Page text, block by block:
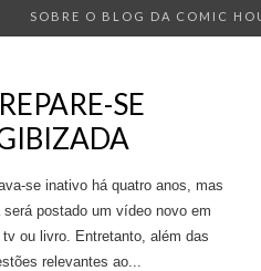
SOBRE O BLOG DA COMIC
SE
se inativo há quatro anos, mas
postado um vídeo novo em
ou livro. Entretanto, além das
relevantes ao...